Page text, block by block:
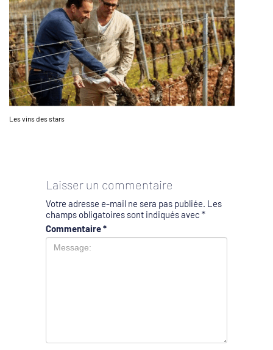
Les vins des stars
Laisser un commentaire
Votre adresse e-mail ne sera pas publiée. Les
champs obligatoires sont indiqués avec *
Commentaire*